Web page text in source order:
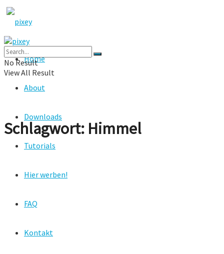
Home
About
Downloads
Tutorials
Hier werben!
FAQ
Kontakt
No Result
View All Result
Schlagwort: Himmel